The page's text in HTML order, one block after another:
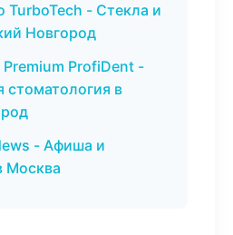
TurboTech - Стекла и
Новгород
ProfiDent -
стоматология в
- Афиша и
Москва